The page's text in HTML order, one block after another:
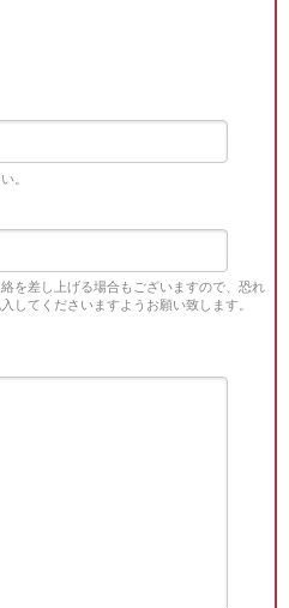
。
を差し上げる場合もございますので、恐れ
してくださいますようお願い致します。